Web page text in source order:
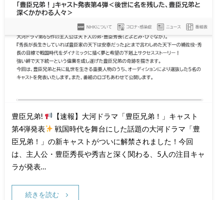
豊臣兄弟!
【速報】大河ドラマ「豊臣兄弟！」キャスト
第4弾発表
戦国時代を舞台にした話題の大河ドラマ「豊
臣兄弟！」の新キャストがついに解禁されました！今回
は、主人公・豊臣秀長や秀吉と深く関わる、5人の注目キャ
ラが発表…
続きを読む